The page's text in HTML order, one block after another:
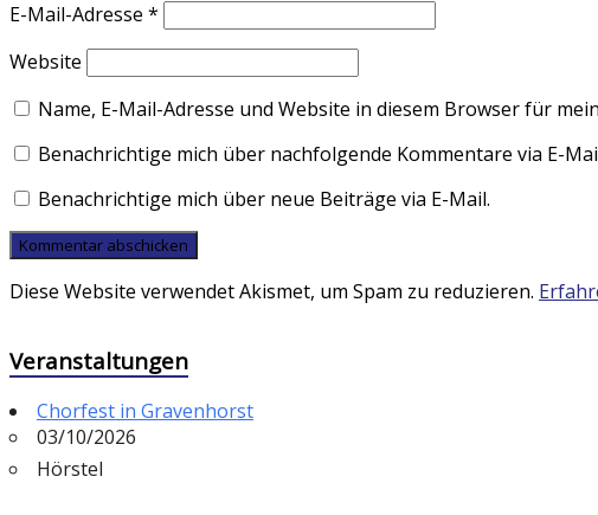
E-Mail-Adresse *
Website
Name, E-Mail-Adresse und Website in diesem Browser für
Benachrichtige mich über nachfolgende Kommentare via E-
Benachrichtige mich über neue Beiträge via E-Mail.
Diese Website verwendet Akismet, um Spam zu reduzieren.
Veranstaltungen
Chorfest in Gravenhorst
03/10/2026
Hörstel